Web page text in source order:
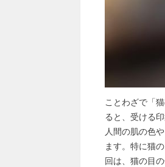
ことわざで「
ると、受ける
人間の肌の色
ます。特に猫
回は、猫の目